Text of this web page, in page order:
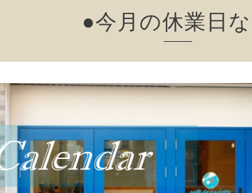
●今月の休業日